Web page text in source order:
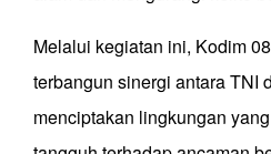
Melalui kegiatan ini, Kodim
terbangun sinergi antara TNI
menciptakan lingkungan